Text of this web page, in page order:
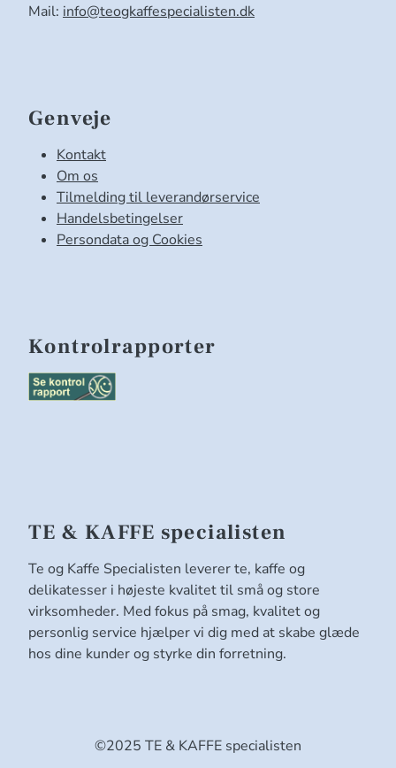
Mail: info@teogkaffespecialisten.dk
Genveje
Kontakt
Om os
Tilmelding til leverandørservice
Handelsbetingelser
Persondata og Cookies
Kontrolrapporter
TE & KAFFE specialisten
Te og Kaffe Specialisten leverer te, kaffe og
delikatesser i højeste kvalitet til små og store
virksomheder. Med fokus på smag, kvalitet og
personlig service hjælper vi dig med at skabe glæde
hos dine kunder og styrke din forretning.
©2025 TE & KAFFE specialisten